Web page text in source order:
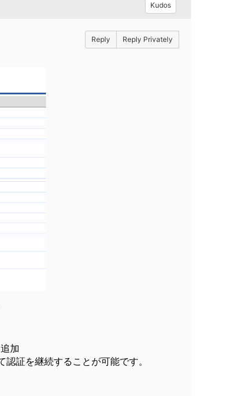
Kudos
Reply Reply Privately
加
証を継続することが可能です。